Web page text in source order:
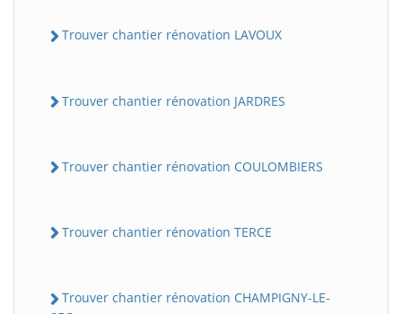
Trouver chantier rénovation LAVOUX
Trouver chantier rénovation JARDRES
Trouver chantier rénovation COULOMBIERS
Trouver chantier rénovation TERCE
Trouver chantier rénovation CHAMPIGNY-LE-